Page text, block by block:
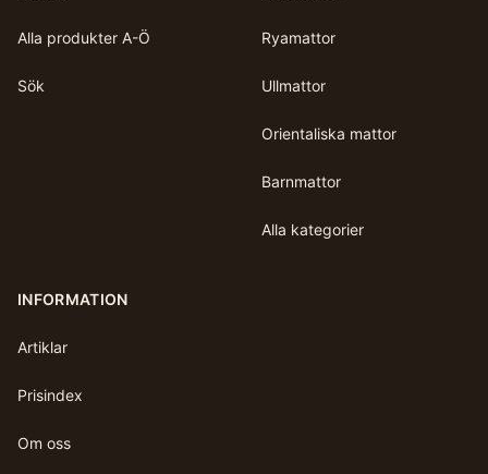
Alla produkter A-Ö
Sök
Ryamattor
Ullmattor
Orientaliska mattor
Barnmattor
Alla kategorier
INFORMATION
Artiklar
Prisindex
Om oss